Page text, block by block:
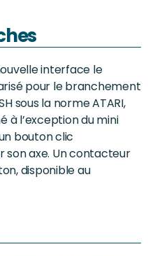
interface le
pour le branchement
sous la norme ATARI,
à l’exception du mini
bouton clic
son axe. Un contacteur
disponible au